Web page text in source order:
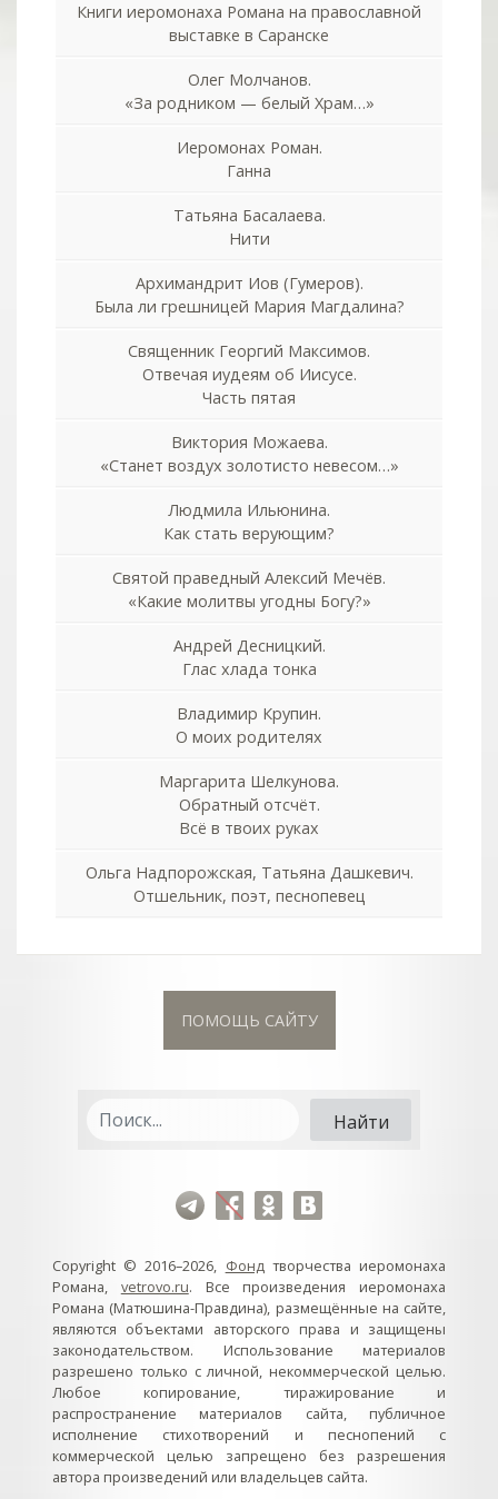
Книги иеромонаха Романа на православной
выставке в Саранске
Олег Молчанов.
«За родником — белый Храм…»
Иеромонах Роман.
Ганна
Татьяна Басалаева.
Нити
Архимандрит Иов (Гумеров).
Была ли грешницей Мария Магдалина?
Священник Георгий Максимов.
Отвечая иудеям об Иисусе.
Часть пятая
Виктория Можаева.
«Станет воздух золотисто невесом…»
Людмила Ильюнина.
Как стать верующим?
Святой праведный Алексий Мечёв.
«Какие молитвы угодны Богу?»
Андрей Десницкий.
Глас хлада тонка
Владимир Крупин.
О моих родителях
Маргарита Шелкунова.
Обратный отсчёт.
Всё в твоих руках
Ольга Надпорожская, Татьяна Дашкевич.
Отшельник, поэт, песнопевец
ПОМОЩЬ САЙТУ
Copyright © 2016–2026, Фондтворчества иеромонаха
Романа, vetrovo.ru. Все произведения иеромонаха
Романа (Матюшина-Правдина), размещённые на сайте,
являются объектами авторского права и защищены
законодательством. Использование материалов
разрешено только с личной, некоммерческой целью.
Любое копирование, тиражирование и
распространение материалов сайта, публичное
исполнение стихотворений и песнопений с
коммерческой целью запрещено без разрешения
автора произведений или владельцев сайта.